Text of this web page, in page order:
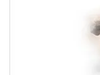
Pó, Óleo de Vísceras
Refinado, Hidrolisado
Integrais, mín. 35%
Grão, Grão de Sorgo).
Minerais e Ingredientes
Vegetais e Frutas
Espinafre Desidratado,